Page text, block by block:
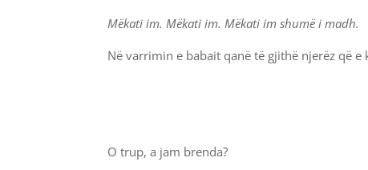
Mëkati im. Mëkati im. Mëkati im shumë i madh.
Në varrimin e babait qanë të gjithë njerëz që
O trup, a jam brenda?